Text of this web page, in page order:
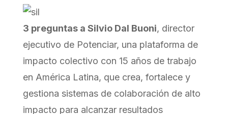
3 preguntas a Silvio Dal Buoni, director
ejecutivo de Potenciar, una plataforma de
impacto colectivo con 15 años de trabajo
en América Latina, que crea, fortalece y
gestiona sistemas de colaboración de alto
impacto para alcanzar resultados